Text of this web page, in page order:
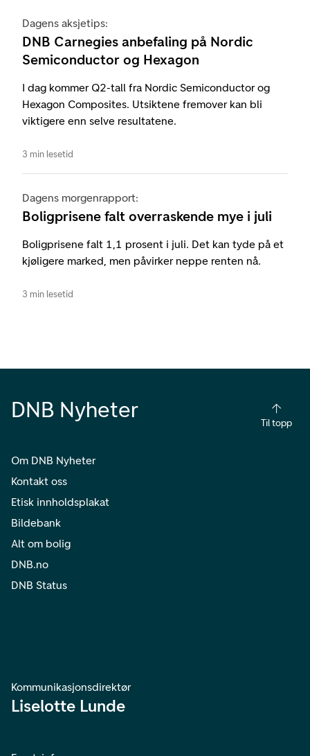
Dagens aksjetips:
DNB Carnegies anbefaling på Nordic
Semiconductor og Hexagon
I dag kommer Q2-tall fra Nordic Semiconductor og
Hexagon Composites. Utsiktene fremover kan bli
viktigere enn selve resultatene.
3 min lesetid
Dagens morgenrapport:
Boligprisene falt overraskende mye i juli
Boligprisene falt 1,1 prosent i juli. Det kan tyde på et
kjøligere marked, men påvirker neppe renten nå.
3 min lesetid
DNB Nyheter
Til topp
Om DNB Nyheter
Kontakt oss
Etisk innholdsplakat
Bildebank
Alt om bolig
DNB.no
DNB Status
Kommunikasjonsdirektør
Liselotte Lunde